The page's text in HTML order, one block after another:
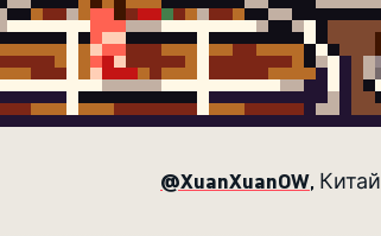
@XuanXuanOW, Китай